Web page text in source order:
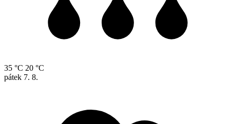
35 °C 20 °C
pátek 7. 8.